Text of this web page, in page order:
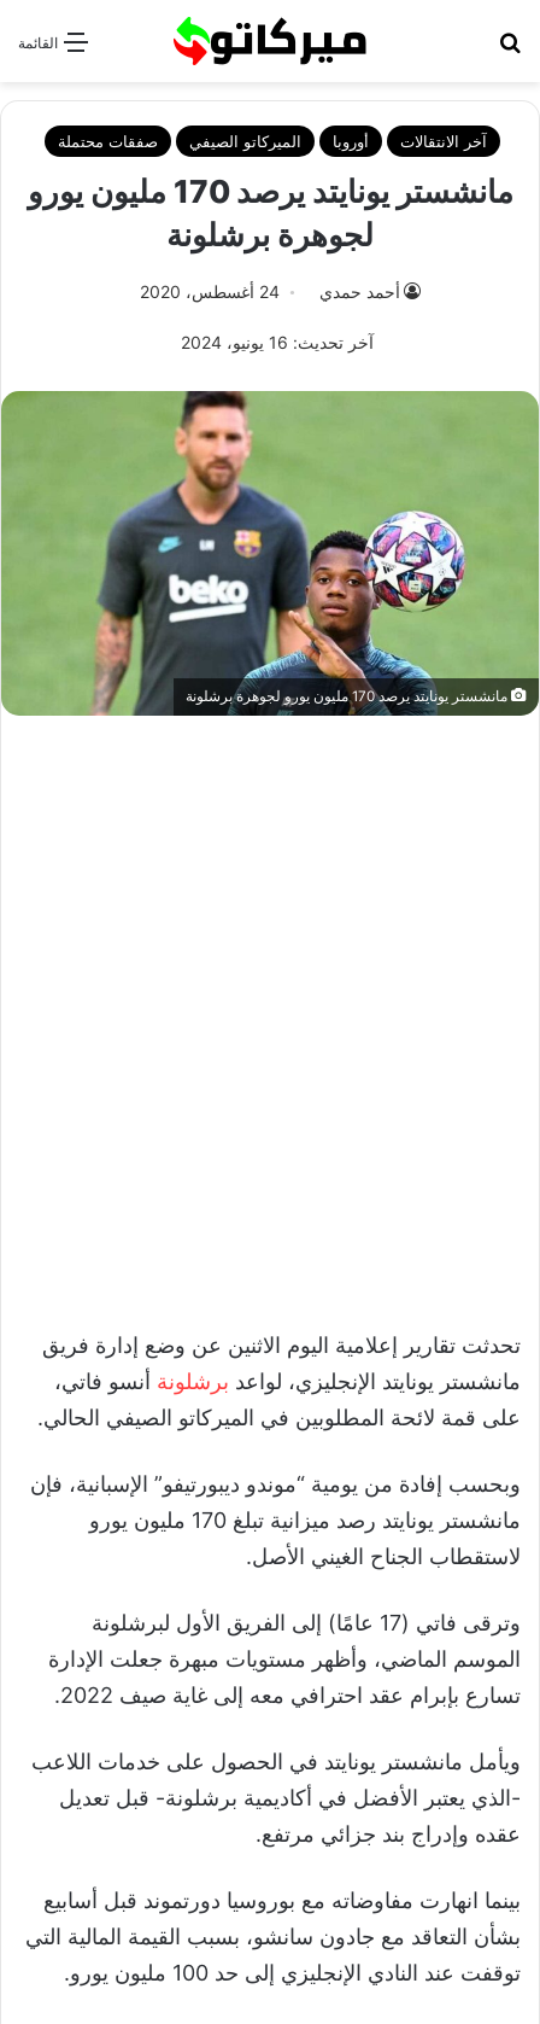
القائمة
آخر الانتقالات أوروبا الميركاتو الصيفي صفقات محتملة
مانشستر يونايتد يرصد 170 مليون يورو
لجوهرة برشلونة
أحمد حمدي 24 أغسطس، 2020
آخر تحديث: 16 يونيو، 2024
مانشستر يونايتد يرصد 170 مليون يورو لجوهرة برشلونة
تحدثت تقارير إعلامية اليوم الاثنين عن وضع إدارة فريق
مانشستر يونايتد الإنجليزي، لواعد برشلونة أنسو فاتي،
على قمة لائحة المطلوبين في الميركاتو الصيفي الحالي.
وبحسب إفادة من يومية “موندو ديبورتيفو” الإسبانية، فإن
مانشستر يونايتد رصد ميزانية تبلغ 170 مليون يورو
لاستقطاب الجناح الغيني الأصل.
وترقى فاتي (17 عامًا) إلى الفريق الأول لبرشلونة
الموسم الماضي، وأظهر مستويات مبهرة جعلت الإدارة
تسارع بإبرام عقد احترافي معه إلى غاية صيف 2022.
ويأمل مانشستر يونايتد في الحصول على خدمات اللاعب
-الذي يعتبر الأفضل في أكاديمية برشلونة- قبل تعديل
عقده وإدراج بند جزائي مرتفع.
بينما انهارت مفاوضاته مع بوروسيا دورتموند قبل أسابيع
بشأن التعاقد مع جادون سانشو، بسبب القيمة المالية التي
توقفت عند النادي الإنجليزي إلى حد 100 مليون يورو.